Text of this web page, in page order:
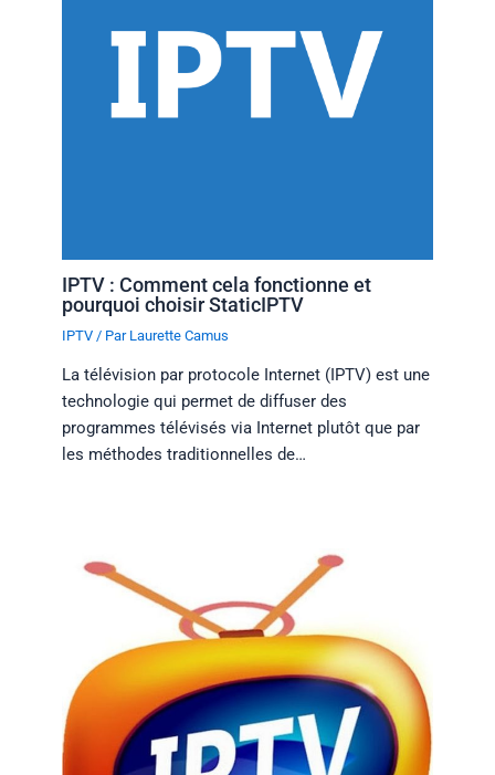
IPTV : Comment cela fonctionne et
pourquoi choisir StaticIPTV
IPTV / Par Laurette Camus
La télévision par protocole Internet (IPTV) est une
technologie qui permet de diffuser des
programmes télévisés via Internet plutôt que par
les méthodes traditionnelles de…